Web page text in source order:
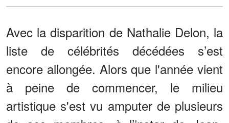
Avec la disparition de Nathalie Delon, la
liste de célébrités décédées s’est
encore allongée. Alors que l'année vient
à peine de commencer, le milieu
artistique s'est vu amputer de plusieurs